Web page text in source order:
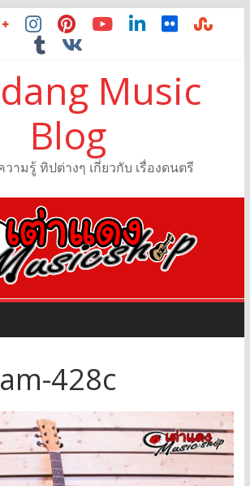
Music
Blog
ามรู้ ทิปต่างๆ เกี่ยวกับ เรื่องดนตรี
428c